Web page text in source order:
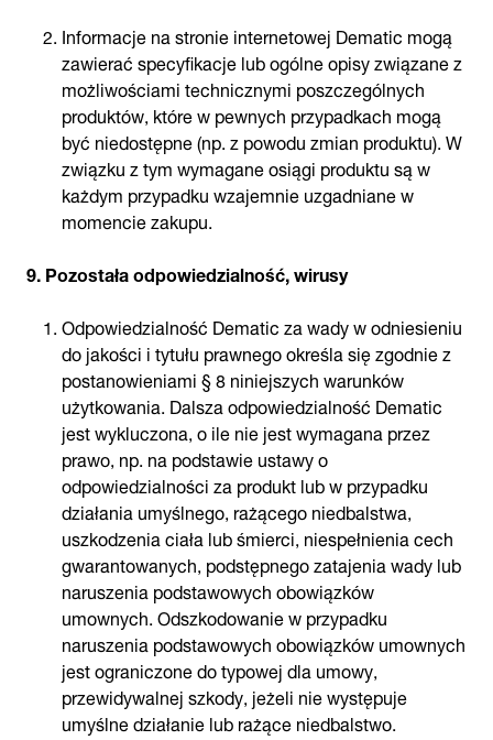
Informacje na stronie internetowej Dematic mogą
zawierać specyfikacje lub ogólne opisy związane z
możliwościami technicznymi poszczególnych
produktów, które w pewnych przypadkach mogą
być niedostępne (np. z powodu zmian produktu). W
związku z tym wymagane osiągi produktu są w
każdym przypadku wzajemnie uzgadniane w
momencie zakupu.
9. Pozostała odpowiedzialność, wirusy
Odpowiedzialność Dematic za wady w odniesieniu
do jakości i tytułu prawnego określa się zgodnie z
postanowieniami § 8 niniejszych warunków
użytkowania. Dalsza odpowiedzialność Dematic
jest wykluczona, o ile nie jest wymagana przez
prawo, np. na podstawie ustawy o
odpowiedzialności za produkt lub w przypadku
działania umyślnego, rażącego niedbalstwa,
uszkodzenia ciała lub śmierci, niespełnienia cech
gwarantowanych, podstępnego zatajenia wady lub
naruszenia podstawowych obowiązków
umownych. Odszkodowanie w przypadku
naruszenia podstawowych obowiązków umownych
jest ograniczone do typowej dla umowy,
przewidywalnej szkody, jeżeli nie występuje
umyślne działanie lub rażące niedbalstwo.